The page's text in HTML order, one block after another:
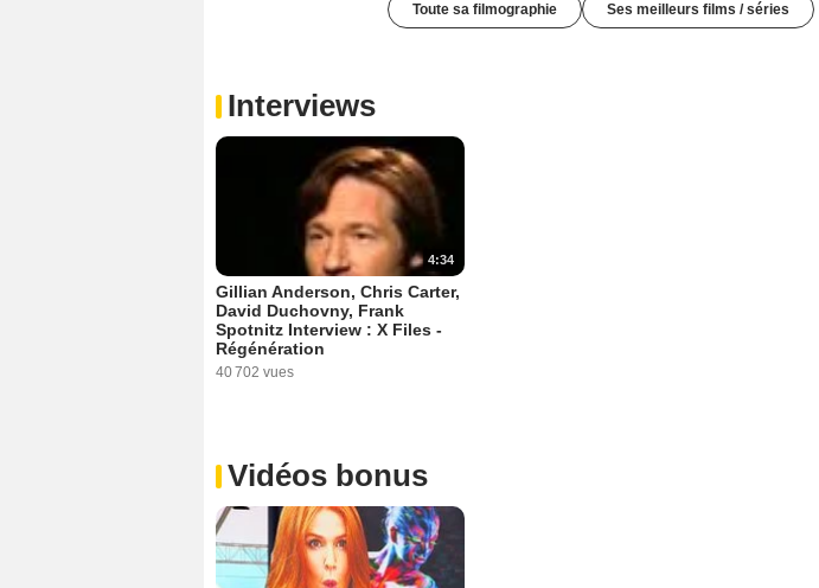
Toute sa filmographie Ses meilleurs films / séries
Interviews
4:34
Gillian Anderson, Chris Carter,
David Duchovny, Frank
Spotnitz Interview : X Files -
Régénération
40 702 vues
Vidéos bonus